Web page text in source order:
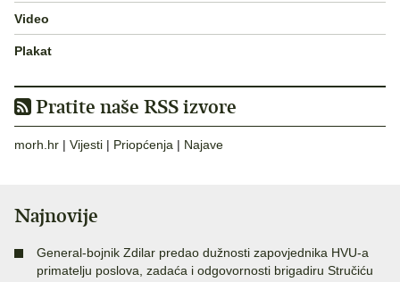
Video
Plakat
Pratite naše RSS izvore
morh.hr | Vijesti | Priopćenja | Najave
Najnovije
General-bojnik Zdilar predao dužnosti zapovjednika HVU-a
primatelju poslova, zadaća i odgovornosti brigadiru Stručiću